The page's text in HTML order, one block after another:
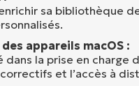
sa bibliothèque
appareils macOS :
dans la prise en charge
et l’accès à